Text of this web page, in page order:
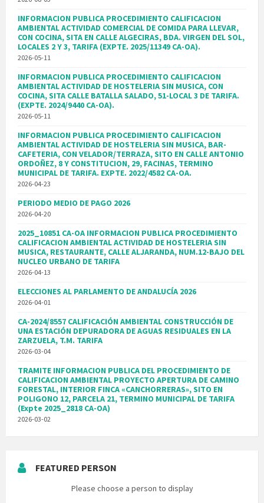
INFORMACION PUBLICA PROCEDIMIENTO CALIFICACION
AMBIENTAL ACTIVIDAD COMERCIAL DE COMIDA PARA LLEVAR,
CON COCINA, SITA EN CALLE ALGECIRAS, BDA. VIRGEN DEL SOL,
LOCALES 2 Y 3, TARIFA (EXPTE. 2025/11349 CA-OA).
2026-05-11
INFORMACION PUBLICA PROCEDIMIENTO CALIFICACION
AMBIENTAL ACTIVIDAD DE HOSTELERIA SIN MUSICA, CON
COCINA, SITA CALLE BATALLA SALADO, 51-LOCAL 3 DE TARIFA.
(EXPTE. 2024/9440 CA-OA).
2026-05-11
INFORMACION PUBLICA PROCEDIMIENTO CALIFICACION
AMBIENTAL ACTIVIDAD DE HOSTELERIA SIN MUSICA, BAR-
CAFETERIA, CON VELADOR/TERRAZA, SITO EN CALLE ANTONIO
ORDOÑEZ, 8 Y CONSTITUCION, 29, FACINAS, TERMINO
MUNICIPAL DE TARIFA. EXPTE. 2022/4582 CA-OA.
2026-04-23
PERIODO MEDIO DE PAGO 2026
2026-04-20
2025_10851 CA-OA INFORMACION PUBLICA PROCEDIMIENTO
CALIFICACION AMBIENTAL ACTIVIDAD DE HOSTELERIA SIN
MUSICA, RESTAURANTE, CALLE ALJARANDA, NUM.12-BAJO DEL
NUCLEO URBANO DE TARIFA
2026-04-13
ELECCIONES AL PARLAMENTO DE ANDALUCÍA 2026
2026-04-01
CA-2024/8557 CALIFICACIÓN AMBIENTAL CONSTRUCCIÓN DE
UNA ESTACIÓN DEPURADORA DE AGUAS RESIDUALES EN LA
ZARZUELA, T.M. TARIFA
2026-03-04
TRAMITE INFORMACION PUBLICA DEL PROCEDIMIENTO DE
CALIFICACION AMBIENTAL PROYECTO APERTURA DE CAMINO
FORESTAL, INTERIOR FINCA «CANCHORRERAS», SITO EN
POLIGONO 12, PARCELA 21, TERMINO MUNICIPAL DE TARIFA
(Expte 2025_2818 CA-OA)
2026-03-02
FEATURED PERSON
Please choose a person to display